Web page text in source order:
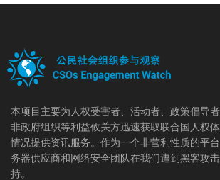
本项目主要为人权受害者、活动者、政策倡导者
非政府组织等利益攸关方迅速获取联合国人权
情况提供资讯服务。作为一个非营利性质的平
务器供应商和网络安全团队在我们遭到黑客攻
持。